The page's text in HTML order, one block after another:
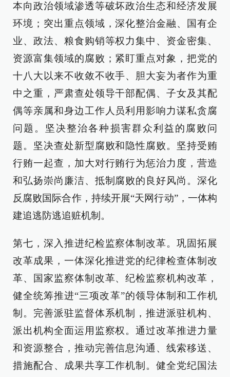
本向政治领域渗透等破坏政治生态和经济发展
环境；突出重点领域，深化整治金融、国有企
业、政法、粮食购销等权力集中、资金密集、
资源富集领域的腐败；紧盯重点对象，把党的
十八大以来不收敛不收手、胆大妄为者作为重
中之重，严肃查处领导干部配偶、子女及其配
偶等亲属和身边工作人员利用影响力谋私贪腐
问题。坚决整治各种损害群众利益的腐败问
题。坚决查处新型腐败和隐性腐败。坚持受贿
行贿一起查，加大对行贿行为惩治力度，营造
和弘扬崇尚廉洁、抵制腐败的良好风尚。深化
反腐败国际合作，持续开展“天网行动”，一体构
建追逃防逃追赃机制。
第七，深入推进纪检监察体制改革。巩固拓展
改革成果，一体深化推进党的纪律检查体制改
革、国家监察体制改革、纪检监察机构改革，
健全统筹推进“三项改革”的领导体制和工作机
制。完善派驻监督体系机制，推进派驻机构、
派出机构全面运用监察权。通过改革推进力量
和资源整合，推动完善信息沟通、线索移送、
措施配合、成果共享工作机制。健全党纪国法